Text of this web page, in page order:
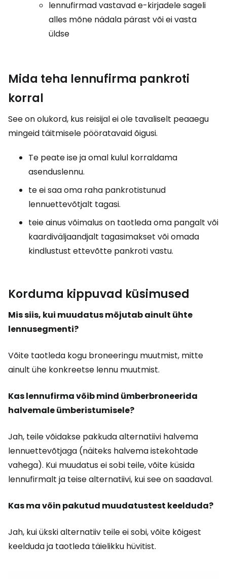
lennufirmad vastavad e-kirjadele sageli
alles mõne nädala pärast või ei vasta
üldse
Mida teha lennufirma pankroti
korral
See on olukord, kus reisijal ei ole tavaliselt peaaegu
mingeid täitmisele pööratavaid õigusi.
Te peate ise ja omal kulul korraldama
asenduslennu.
te ei saa oma raha pankrotistunud
lennuettevõtjalt tagasi.
teie ainus võimalus on taotleda oma pangalt või
kaardiväljaandjalt tagasimakset või omada
kindlustust ettevõtte pankroti vastu.
Korduma kippuvad küsimused
Mis siis, kui muudatus mõjutab ainult ühte
lennusegmenti?
Võite taotleda kogu broneeringu muutmist, mitte
ainult ühe konkreetse lennu muutmist.
Kas lennufirma võib mind ümberbroneerida
halvemale ümberistumisele?
Jah, teile võidakse pakkuda alternatiivi halvema
lennuettevõtjaga (näiteks halvema istekohtade
vahega). Kui muudatus ei sobi teile, võite küsida
lennufirmalt ja teise alternatiivi, kui see on saadaval.
Kas ma võin pakutud muudatustest keelduda?
Jah, kui ükski alternatiiv teile ei sobi, võite kõigest
keelduda ja taotleda täielikku hüvitist.